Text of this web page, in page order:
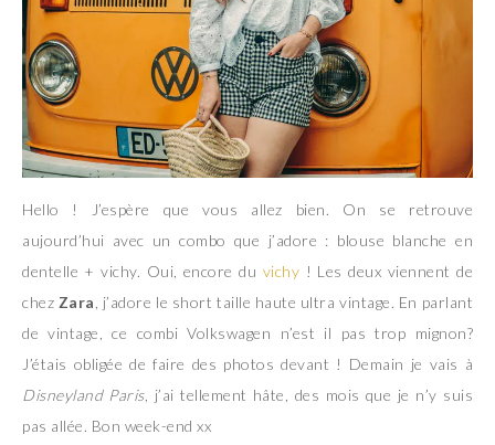
Hello ! J’espère que vous allez bien. On se retrouve
aujourd’hui avec un combo que j’adore : blouse blanche en
dentelle + vichy. Oui, encore du vichy ! Les deux viennent de
chez Zara, j’adore le short taille haute ultra vintage. En parlant
de vintage, ce combi Volkswagen n’est il pas trop mignon?
J’étais obligée de faire des photos devant ! Demain je vais à
Disneyland Paris, j’ai tellement hâte, des mois que je n’y suis
pas allée. Bon week-end xx